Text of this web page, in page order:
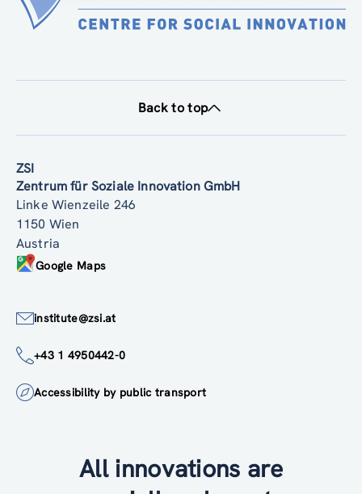
Back to top
ZSI
Zentrum für Soziale Innovation GmbH
Linke Wienzeile 246
1150 Wien
Austria
Google Maps
institute@zsi.at
+43 1 4950442-0
Accessibility by public transport
All innovations are